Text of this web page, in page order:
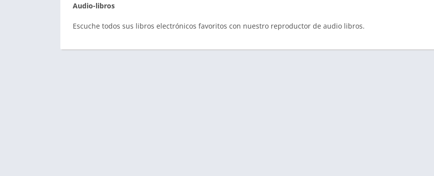
Audio-libros
Escuche todos sus libros electrónicos favoritos con nuestro reproductor de audio libros.